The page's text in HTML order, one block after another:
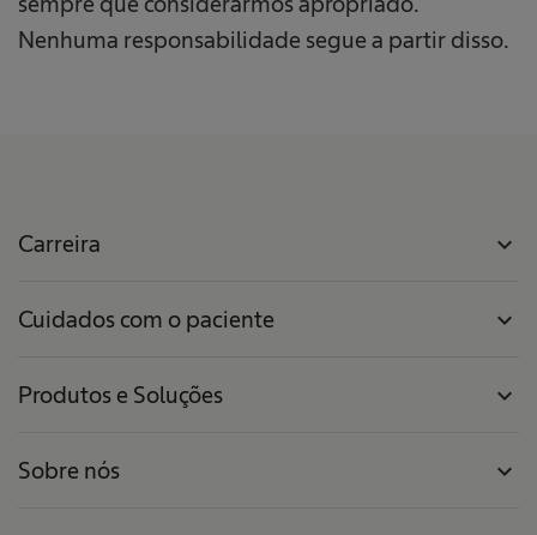
Nenhuma responsabilidade segue a partir disso.
Carreira expand_more
Cuidados com o paciente expand_more
Produtos e Soluções expand_more
Sobre nós expand_more